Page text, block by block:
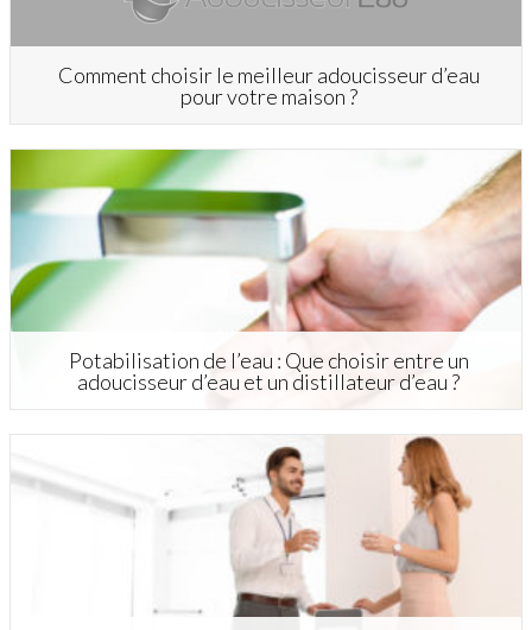
Comment choisir le meilleur adoucisseur d’eau
pour votre maison ?
Potabilisation de l’eau : Que choisir entre un
adoucisseur d’eau et un distillateur d’eau ?